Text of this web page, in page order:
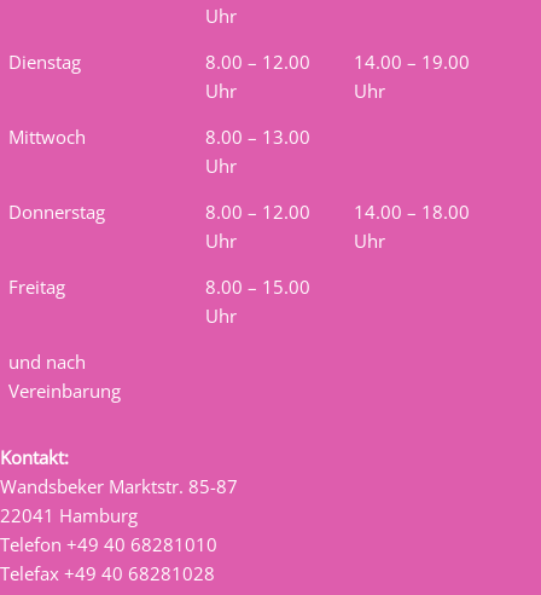
Uhr
Dienstag
8.00 – 12.00
Uhr
14.00 – 19.00
Uhr
Mittwoch
8.00 – 13.00
Uhr
Donnerstag
8.00 – 12.00
Uhr
14.00 – 18.00
Uhr
Freitag
8.00 – 15.00
Uhr
und nach
Vereinbarung
Kontakt:
Wandsbeker Marktstr. 85-87
22041 Hamburg
Telefon +49 40 68281010
Telefax +49 40 68281028